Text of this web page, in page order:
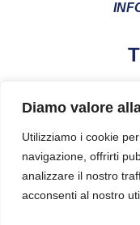
Diamo valore
Utilizziamo i cookie
navigazione, offrirti
analizzare il nostro
acconsenti al nostro